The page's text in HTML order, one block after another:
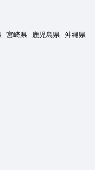
宮崎県 鹿児島県 沖縄県